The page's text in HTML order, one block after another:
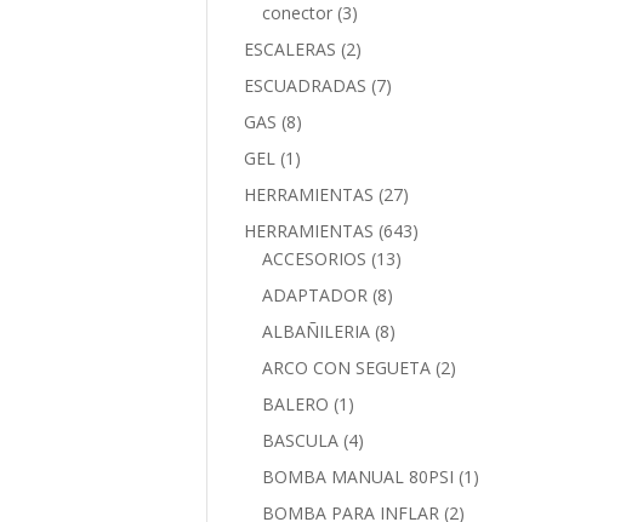
conector (3)
ESCALERAS (2)
ESCUADRADAS (7)
GAS (8)
GEL (1)
HERRAMIENTAS (27)
HERRAMIENTAS (643)
ACCESORIOS (13)
ADAPTADOR (8)
ALBAÑILERIA (8)
ARCO CON SEGUETA (2)
BALERO (1)
BASCULA (4)
BOMBA MANUAL 80PSI (1)
BOMBA PARA INFLAR (2)